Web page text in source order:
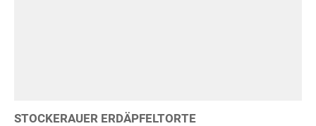
STOCKERAUER ERDÄPFELTORTE